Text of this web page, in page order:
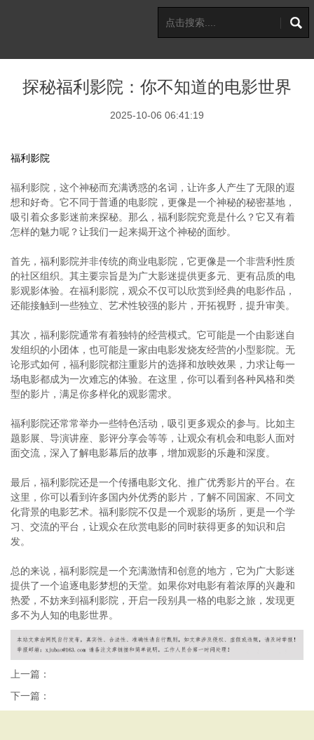
探秘福利影院：你不知道的电影世界
2025-10-06 06:41:19
福利影院
福利影院，这个神秘而充满诱惑的名词，让许多人产生了无限的遐
想和好奇。它不同于普通的电影院，更像是一个神秘的秘密基地，
吸引着众多影迷前来探秘。那么，福利影院究竟是什么？它又有着
怎样的魅力呢？让我们一起来揭开这个神秘的面纱。
首先，福利影院并非传统的商业电影院，它更像是一个非营利性质
的社区组织。其主要宗旨是为广大影迷提供更多元、更有品质的电
影观影体验。在福利影院，观众不仅可以欣赏到经典的电影作品，
还能接触到一些独立、艺术性较强的影片，开拓视野，提升审美。
其次，福利影院通常有着独特的经营模式。它可能是一个由影迷自
发组织的小团体，也可能是一家由电影发烧友经营的小型影院。无
论形式如何，福利影院都注重影片的选择和放映效果，力求让每一
场电影都成为一次难忘的体验。在这里，你可以看到各种风格和类
型的影片，满足你多样化的观影需求。
福利影院还常常举办一些特色活动，吸引更多观众的参与。比如主
题影展、导演讲座、影评分享会等等，让观众有机会和电影人面对
面交流，深入了解电影幕后的故事，增加观影的乐趣和深度。
最后，福利影院还是一个传播电影文化、推广优秀影片的平台。在
这里，你可以看到许多国内外优秀的影片，了解不同国家、不同文
化背景的电影艺术。福利影院不仅是一个观影的场所，更是一个学
习、交流的平台，让观众在欣赏电影的同时获得更多的知识和启
发。
总的来说，福利影院是一个充满激情和创意的地方，它为广大影迷
提供了一个追逐电影梦想的天堂。如果你对电影有着浓厚的兴趣和
热爱，不妨来到福利影院，开启一段别具一格的电影之旅，发现更
多不为人知的电影世界。
上一篇：
下一篇：